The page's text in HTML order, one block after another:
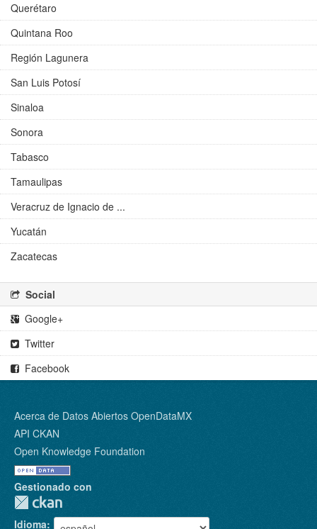
Querétaro
Quintana Roo
Región Lagunera
San Luis Potosí
Sinaloa
Sonora
Tabasco
Tamaulipas
Veracruz de Ignacio de ...
Yucatán
Zacatecas
Social
Google+
Twitter
Facebook
Acerca de Datos Abiertos OpenDataMX
API CKAN
Open Knowledge Foundation
Gestionado con
Idioma